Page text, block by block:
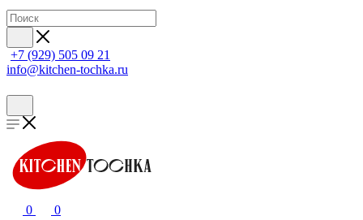
+7 (929) 505 09 21
info@kitchen-tochka.ru
0 0